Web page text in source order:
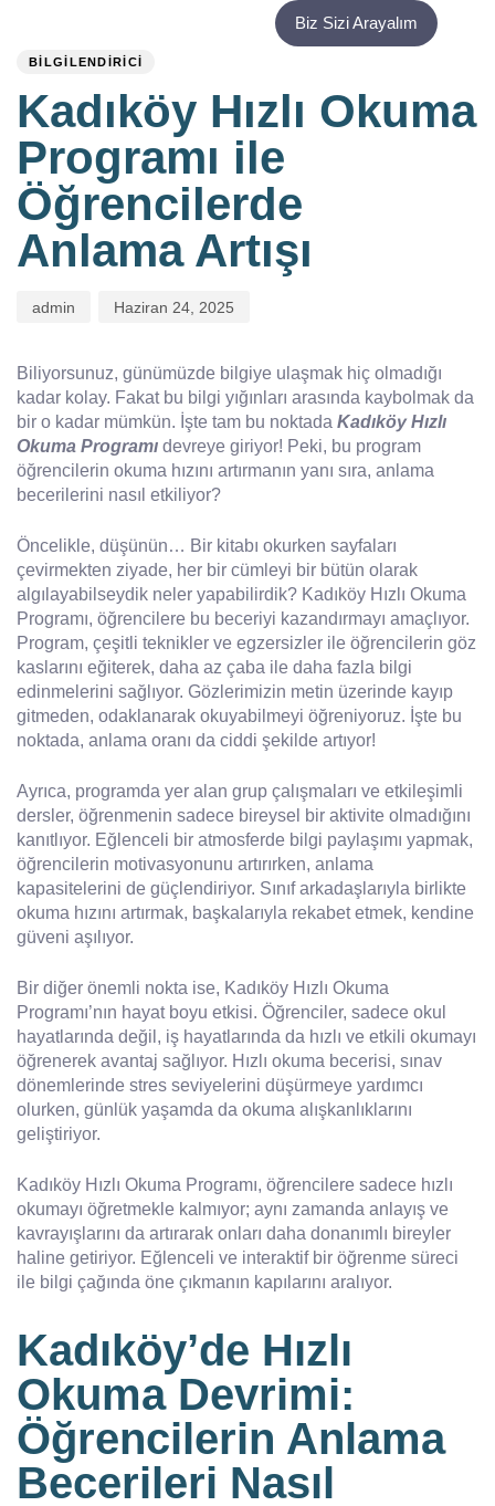
Biz Sizi Arayalım
BILGILENDIRICI
Kadıköy Hızlı Okuma
Programı ile
Öğrencilerde
Anlama Artışı
admin Haziran 24, 2025
Biliyorsunuz, günümüzde bilgiye ulaşmak hiç olmadığı
kadar kolay. Fakat bu bilgi yığınları arasında kaybolmak da
bir o kadar mümkün. İşte tam bu noktada Kadıköy Hızlı
Okuma Programı devreye giriyor! Peki, bu program
öğrencilerin okuma hızını artırmanın yanı sıra, anlama
becerilerini nasıl etkiliyor?
Öncelikle, düşünün… Bir kitabı okurken sayfaları
çevirmekten ziyade, her bir cümleyi bir bütün olarak
algılayabilseydik neler yapabilirdik? Kadıköy Hızlı Okuma
Programı, öğrencilere bu beceriyi kazandırmayı amaçlıyor.
Program, çeşitli teknikler ve egzersizler ile öğrencilerin göz
kaslarını eğiterek, daha az çaba ile daha fazla bilgi
edinmelerini sağlıyor. Gözlerimizin metin üzerinde kayıp
gitmeden, odaklanarak okuyabilmeyi öğreniyoruz. İşte bu
noktada, anlama oranı da ciddi şekilde artıyor!
Ayrıca, programda yer alan grup çalışmaları ve etkileşimli
dersler, öğrenmenin sadece bireysel bir aktivite olmadığını
kanıtlıyor. Eğlenceli bir atmosferde bilgi paylaşımı yapmak,
öğrencilerin motivasyonunu artırırken, anlama
kapasitelerini de güçlendiriyor. Sınıf arkadaşlarıyla birlikte
okuma hızını artırmak, başkalarıyla rekabet etmek, kendine
güveni aşılıyor.
Bir diğer önemli nokta ise, Kadıköy Hızlı Okuma
Programı’nın hayat boyu etkisi. Öğrenciler, sadece okul
hayatlarında değil, iş hayatlarında da hızlı ve etkili okumayı
öğrenerek avantaj sağlıyor. Hızlı okuma becerisi, sınav
dönemlerinde stres seviyelerini düşürmeye yardımcı
olurken, günlük yaşamda da okuma alışkanlıklarını
geliştiriyor.
Kadıköy Hızlı Okuma Programı, öğrencilere sadece hızlı
okumayı öğretmekle kalmıyor; aynı zamanda anlayış ve
kavrayışlarını da artırarak onları daha donanımlı bireyler
haline getiriyor. Eğlenceli ve interaktif bir öğrenme süreci
ile bilgi çağında öne çıkmanın kapılarını aralıyor.
Kadıköy’de Hızlı
Okuma Devrimi:
Öğrencilerin Anlama
Becerileri Nasıl